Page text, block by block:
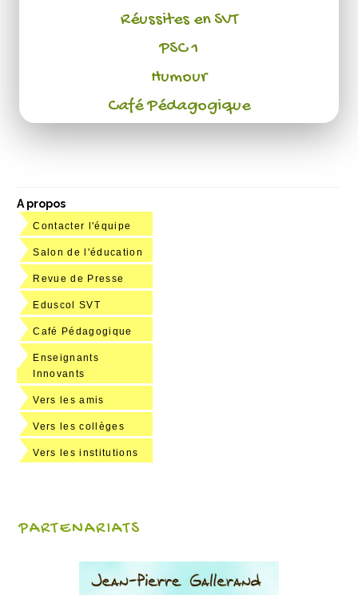
Réussites en SVT
PSC 1
Humour
Café Pédagogique
A propos
Contacter l'équipe
Salon de l'éducation
Revue de Presse
Eduscol SVT
Café Pédagogique
Enseignants
Innovants
Vers les amis
Vers les collèges
Vers les institutions
PARTENARIATS